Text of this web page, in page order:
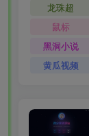
龙珠超
鼠标
黑洞小说
黄瓜视频